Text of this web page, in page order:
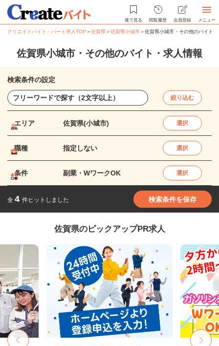
後で見る 閲覧履歴 会員登録 メニュー
クリエイトバイト・パート求人TOP ＞佐賀県＞佐賀県小城市＞佐賀県小城市・その他のバイト
佐賀県小城市・その他のバイト・求人情報
検索条件の設定
絞り込む
エリア 佐賀県(小城市) 選択
職種 指定しない 選択
条件 副業・WワークOK 選択
全 4 件ヒットしました 検索条件を保存
佐賀県のピックアップPR求人